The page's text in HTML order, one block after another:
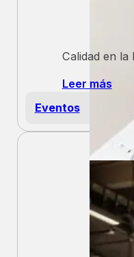
Calidad en
Leer más